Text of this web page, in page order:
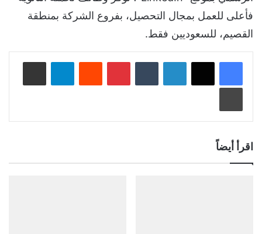
فأعلى للعمل بمجال التحصيل، بفروع الشركة بمنطقة
القصيم، للسعوديين فقط.
لينكدإن بينتيريست
اقرأ أيضاً